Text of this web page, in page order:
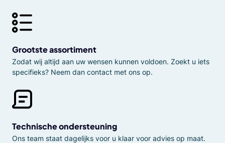
Grootste assortiment
Zodat wij altijd aan uw wensen kunnen voldoen. Zoekt u iets
specifieks? Neem dan contact met ons op.
Technische ondersteuning
Ons team staat dagelijks voor u klaar voor advies op maat.